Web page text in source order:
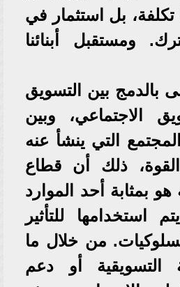
تكلفة، بل استثمار في
ومستقبل أبنائنا
بالدمج بين التسويق
الاجتماعي، وبين
التي ينشأ عنه
ذلك أن قطاع
هو بمثابة أحد الموارد
استخدامها للتأثير
من خلال ما
التسويقية أو دعم